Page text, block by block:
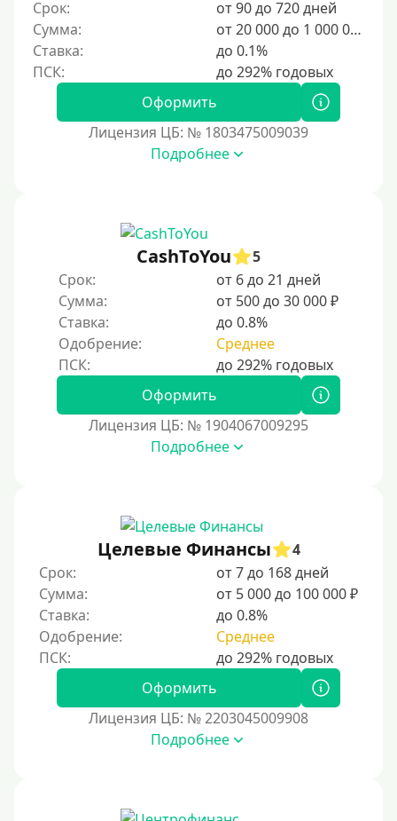
500 руб
1000 руб
1500 руб
2000 руб
7000 руб
8000 руб
9000 руб
10000 руб
15000 руб
30000 руб на год
35000 руб
40000 руб
50000 руб
60000 руб
80000 руб
Срок:
от 90 до 720 дней
Сумма:
от 20 000 до 1 000 000 ₽
Ставка:
до 0.1%
Оформить
Лицензия ЦБ: № 1803475009039
Подробнее
CashToYou
5
Срок:
от 6 до 21 дней
Сумма:
от 500 до 30 000 ₽
Ставка:
до 0.8%
Одобрение:
Среднее
Оформить
Лицензия ЦБ: № 1904067009295
Подробнее
Целевые Финансы
4
Срок:
от 7 до 168 дней
Сумма:
от 5 000 до 100 000 ₽
Ставка:
до 0.8%
Одобрение:
Среднее
Оформить
Лицензия ЦБ: № 2203045009908
Подробнее